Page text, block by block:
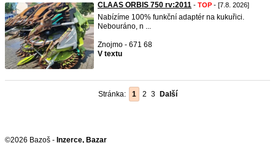
CLAAS ORBIS 750 rv:2011 - TOP - [7.8. 2026]
Nabízíme 100% funkční adaptér na kukuřici.
Nebouráno, n ...
Znojmo - 671 68
V textu
Stránka: 1 2 3 Další
©2026 Bazoš - Inzerce, Bazar